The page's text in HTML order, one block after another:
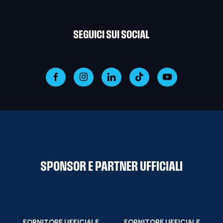
SEGUICI SUI SOCIAL
SPONSOR E PARTNER UFFICIALI